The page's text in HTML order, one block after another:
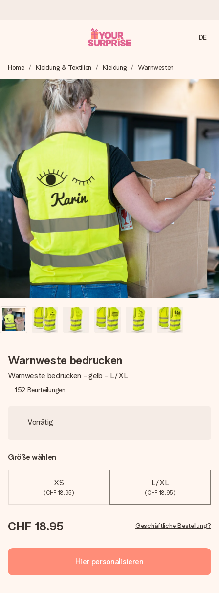
Wir bereiten dein Geschenk sorgfältig vor und schicken es
blitzschnell – damit du es genau zum richtigen Zeitpunkt
überreichen kannst, wenn es am meisten zählt.
4,7 (basierend auf +15.000 Bewertungen)
Unsere Geschenke begeistern. Kunden bewerten uns mit
4,7 bei Google Reviews (Gesamtergebnis aller Länder, in
die wir versenden).
Mit Liebe gemacht, im Handumdrehen
Erstelle etwas Einzigartiges in wenigen Schritten – mit
ihrem Namen, deinem Foto oder einer Nachricht von
Herzen. Kein Stress, nur pure Liebe für den perfekten
Moment.
DE
Home Kleidung & Textilien Kleidung Warnwesten
Warnweste bedrucken
Warnweste bedrucken - gelb - L/XL
152 Beurteilungen
Vorrätig
Größe wählen
XS
(CHF 18.95)
L/XL
(CHF 18.95)
CHF 18.95 Geschäftliche Bestellung?
Hier personalisieren